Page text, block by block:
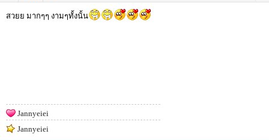
สวยย มากๆๆ งามๆทั้งนั้น
Jannyeiei
Jannyeiei